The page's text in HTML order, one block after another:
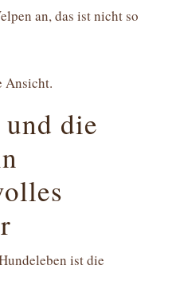
an, das ist nicht so
Ansicht.
die
ist die